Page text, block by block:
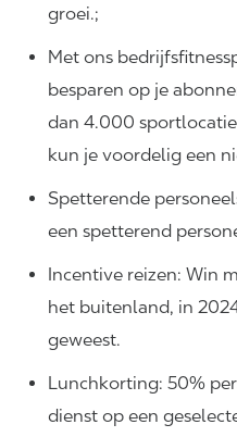
groei.;
Met ons
besparen op je
dan 4.000
kun je voordelig een
Spetterende
een spetterend
Incentive reizen: Win
het buitenland, in
geweest.
Lunchkorting: 50%
dienst op een